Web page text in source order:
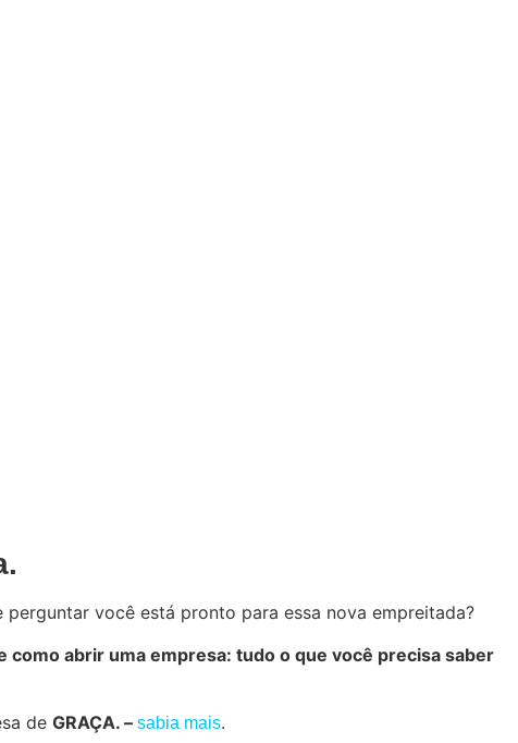
você está pronto para essa nova empreitada?
como abrir uma empresa: tudo o que você precisa saber
de GRAÇA. – sabia mais.